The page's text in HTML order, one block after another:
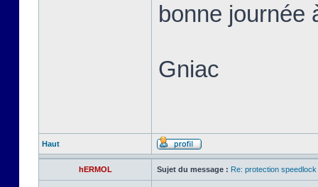
bonne journée
Gniac
Haut
hERMOL Sujet du message : Re: protection